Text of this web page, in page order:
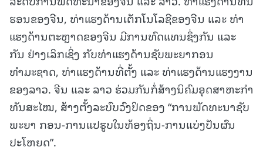
ຮອນຂອງຈີນ, ທ່າແຮງດ້ານເຕັກໂນໂລຊີຂອງຈີນ ແລະ ທ່າ
ແຮງດ້ານຕະຫຼາດຂອງຈີນ ມີການທົດແທນຊຶ່ງກັນ ແລະ
ກັນ ຢ່າງເລິກເຊິ່ງ ກັບທ່າແຮງດ້ານຊັບພະຍາກອນ
ທຳມະຊາດ, ທ່າແຮງດ້ານທີ່ຕັ້ງ ແລະ ທ່າແຮງດ້ານແຮງງານ
ຂອງລາວ. ຈີນ ແລະ ລາວ ຮ່ວມກັນກໍ່ສ້າງນິຄົມອຸດສາຫະກຳ
ທັນສະໄໝ, ສ້າງຕັ້ງລະບົບວົງປິດຂອງ “ການພັດທະນາຊັບ
ພະຍາ ກອນ-ການແປຮູບໃນທ້ອງຖິ່ນ-ການແບ່ງປັນຜົນ
ປະໂຫຍດ”.